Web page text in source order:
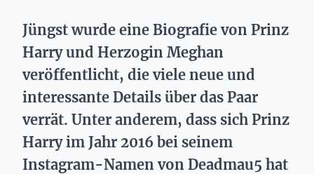
Jüngst wurde eine Biografie von Prinz
Harry und Herzogin Meghan
veröffentlicht, die viele neue und
interessante Details über das Paar
verrät. Unter anderem, dass sich Prinz
Harry im Jahr 2016 bei seinem
Instagram-Namen von Deadmau5 hat